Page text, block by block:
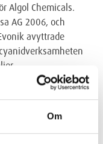
Om
Algol Chemicals.
AG 2006, och
avyttrade
inom flera
Dessa
Sverige, Danmark,